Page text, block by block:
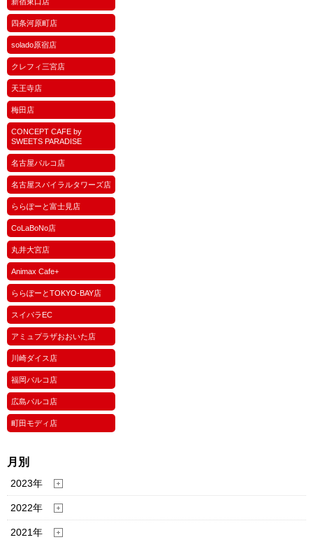
四条河原町店
solado原宿店
クレフィ三宮店
天王寺店
梅田店
CONCEPT CAFE by
SWEETS PARADISE
名古屋パルコ店
名古屋スパイラルタワーズ店
ららぽーと富士見店
CoLaBoNo店
丸井大宮店
Animax Cafe+
ららぽーとTOKYO-BAY店
スイパラEC
アミュプラザおおいた店
川崎ダイス店
福岡パルコ店
広島パルコ店
町田モディ店
月別
2023年
2022年
2021年